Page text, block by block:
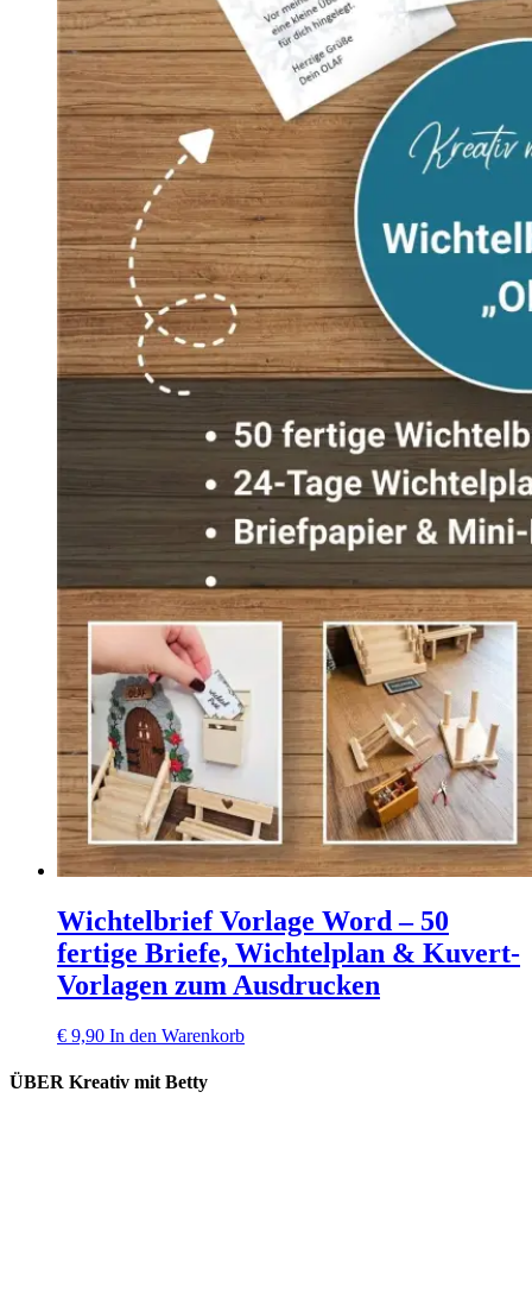
Wichtelbrief Vorlage Word – 50
fertige Briefe, Wichtelplan & Kuvert-
Vorlagen zum Ausdrucken
€ 9,90 In den Warenkorb
ÜBER Kreativ mit Betty